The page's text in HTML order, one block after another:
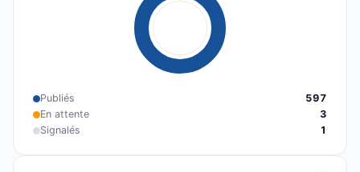
Publiés
597
En attente
3
Signalés
1